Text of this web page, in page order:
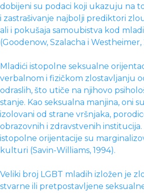
dobijeni su podaci koji ukazuju na
i zastrašivanje najbolji prediktori
ali i pokušaja samoubistva kod
(Goodenow, Szalacha i Westheimer,
Mladići istopolne seksualne
verbalnom i fizičkom zlostavljanju
odraslih, što utiče na njihovo
stanje. Kao seksualna manjina, oni
izolovani od strane vršnjaka,
obrazovnih i zdravstvenih institucija.
istopolne orijentacije su
kulturi (Savin-Williams, 1994).
Veliki broj LGBT mladih izložen je
stvarne ili pretpostavljene